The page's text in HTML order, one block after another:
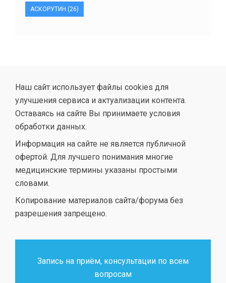
АСКОРУТИН (26)
Наш сайт использует файлы cookies для
улучшения сервиса и актуализации контента.
Оставаясь на сайте Вы принимаете условия
обработки данных.
Информация на сайте не является публичной
офертой. Для лучшего понимания многие
медицинские термины указаны простыми
словами.
Копирование материалов сайта/форума без
разрешения запрещено.
Запись на приём, консультации по всем
вопросам